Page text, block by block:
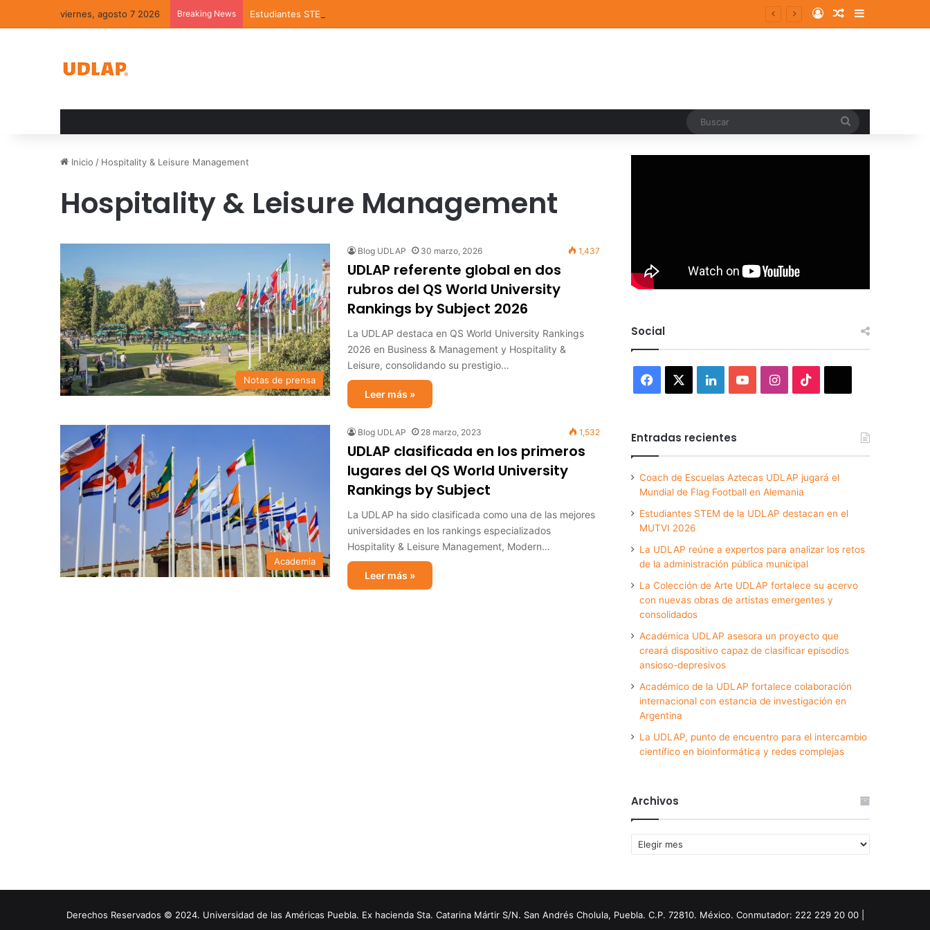
viernes, agosto 7 2026 Breaking News Estudiantes STEM de la UDLAP destacan en el MUTVI 2026 Log InRandom Article
Sidebar
Inicio / Hospitality & Leisure Management
Hospitality & Leisure Management
Notas de prensa
Blog UDLAP 30 marzo, 2026 1,437
UDLAP referente global en dos
rubros del QS World University
Rankings by Subject 2026
La UDLAP destaca en QS World University Rankings
2026 en Business & Management y Hospitality &
Leisure, consolidando su prestigio…
Leer más »
Academia
Blog UDLAP 28 marzo, 2023 1,532
UDLAP clasificada en los primeros
lugares del QS World University
Rankings by Subject
La UDLAP ha sido clasificada como una de las mejores
universidades en los rankings especializados
Hospitality & Leisure Management, Modern…
Leer más »
Social
Facebook LinkedInYouTubeInstagram
Entradas recientes
Coach de Escuelas Aztecas UDLAP jugará el
Mundial de Flag Football en Alemania
Estudiantes STEM de la UDLAP destacan en el
MUTVI 2026
La UDLAP reúne a expertos para analizar los retos
de la administración pública municipal
La Colección de Arte UDLAP fortalece su acervo
con nuevas obras de artistas emergentes y
consolidados
Académica UDLAP asesora un proyecto que
creará dispositivo capaz de clasificar episodios
ansioso-depresivos
Académico de la UDLAP fortalece colaboración
internacional con estancia de investigación en
Argentina
La UDLAP, punto de encuentro para el intercambio
científico en bioinformática y redes complejas
Archivos
Archivos
Derechos Reservados © 2024. Universidad de las Américas Puebla. Ex hacienda Sta. Catarina Mártir S/N. San Andrés Cholula, Puebla. C.P. 72810. México. Conmutador: 222 229 20 00 |